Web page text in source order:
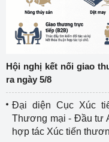
Hội nghị kết nối giao
ra ngày 5/8
Đại diện Cục Xúc
Thương mại - Đầu tư
hợp tác Xúc tiến